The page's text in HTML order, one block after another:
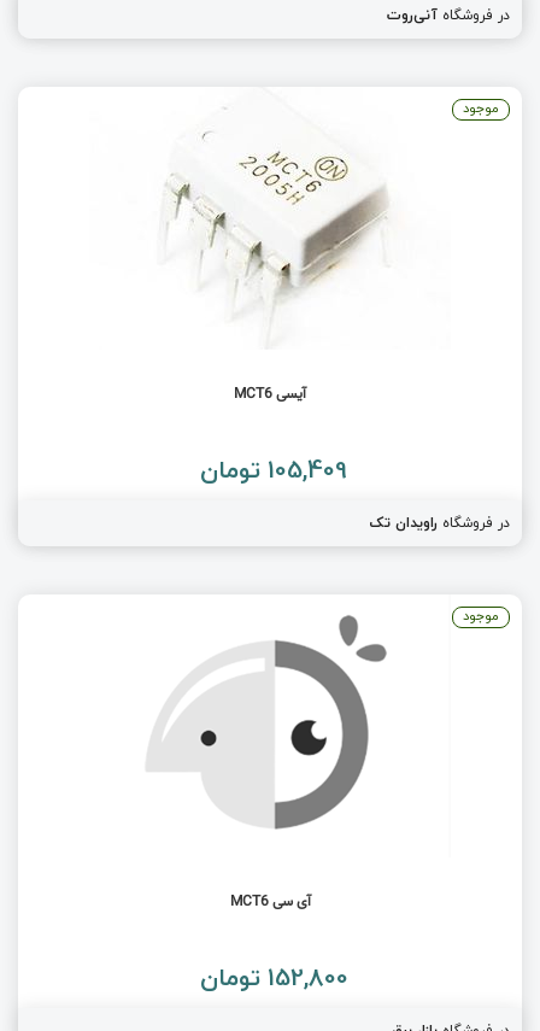
در فروشگاه آنی‌روت
آیسی MCT6
105,409 تومان
در فروشگاه راویدان تک
موجود
آی سی MCT6
152,800 تومان
موجود